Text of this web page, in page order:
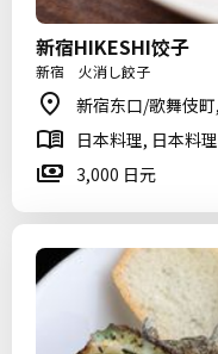
新宿HIKESHI饺子
新宿 火消し餃子
新宿东口/歌舞伎
日本料理, 日本料
3,000 日元